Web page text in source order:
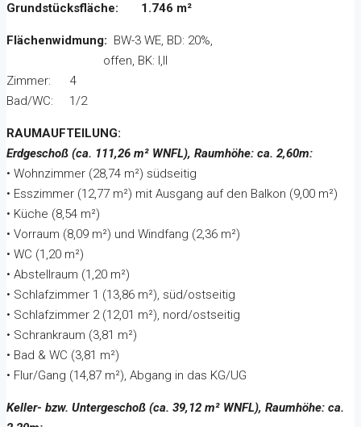
Grundstücksfläche: 1.746 m²
Flächenwidmung: BW-3 WE, BD: 20%,
offen, BK: I,II
Zimmer: 4
Bad/WC: 1/2
RAUMAUFTEILUNG:
Erdgeschoß (ca. 111,26 m² WNFL), Raumhöhe: ca. 2,60m:
• Wohnzimmer (28,74 m²) südseitig
• Esszimmer (12,77 m²) mit Ausgang auf den Balkon (9,00 m²)
• Küche (8,54 m²)
• Vorraum (8,09 m²) und Windfang (2,36 m²)
• WC (1,20 m²)
• Abstellraum (1,20 m²)
• Schlafzimmer 1 (13,86 m²), süd/ostseitig
• Schlafzimmer 2 (12,01 m²), nord/ostseitig
• Schrankraum (3,81 m²)
• Bad & WC (3,81 m²)
• Flur/Gang (14,87 m²), Abgang in das KG/UG
Keller- bzw. Untergeschoß (ca. 39,12 m² WNFL), Raumhöhe: ca.